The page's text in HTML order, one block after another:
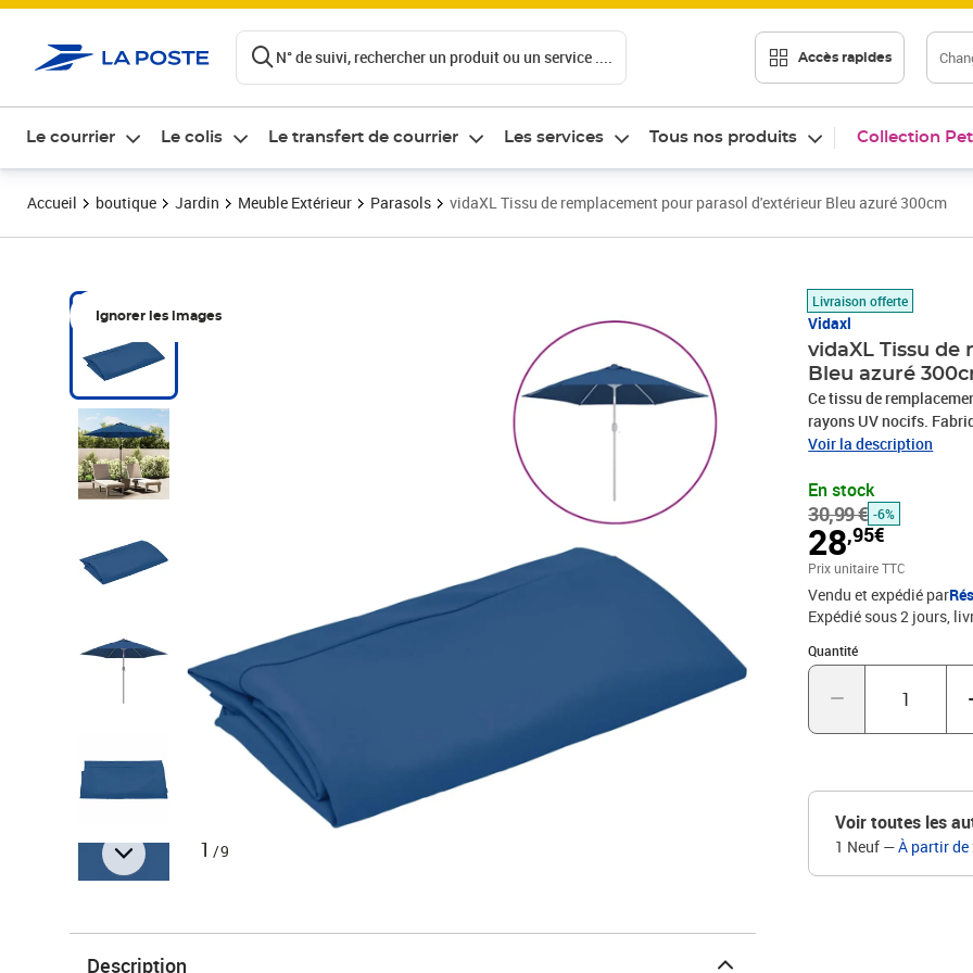
N° de suivi, rechercher un produit ou un service .... Accès rapides
Le courrier Le colis Le transfert de courrier Les services Tous nos produits Collection
Accueil boutique Jardin Meuble Extérieur Parasols vidaXL Tissu de remplacement pour parasol d'extérieur Bleu azuré 300cm
Ignorer les images
1 /9
Livraison offerte
Vidaxl
vidaXL Tissu
Bleu azuré
Ce tissu de
rayons UV nocifs.
de parasol vous offre
parasol. De plus, vous
noter que nous vous
imperméabilisant s'il
azuréMatériau : tissu
les parasols
Voir la description
En stock
30,99 €
Prix barré 30,99 €
-6%
28,95€
Prix 28,95€
Prix unitaire TTC
Vendu et expédié par
Expédié sous 2 jours
Quantité
Quantité : 1
Voir toutes les
1 Neuf —À partir de
Description